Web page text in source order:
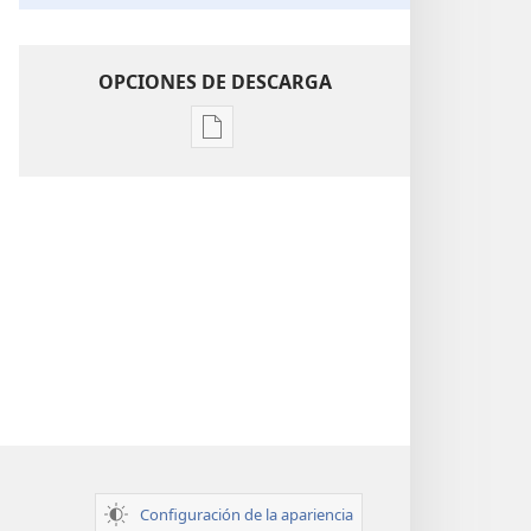
OPCIONES DE DESCARGA
Opciones
Configuración de la apariencia